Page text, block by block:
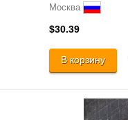
Москва
$30.39
В корзину